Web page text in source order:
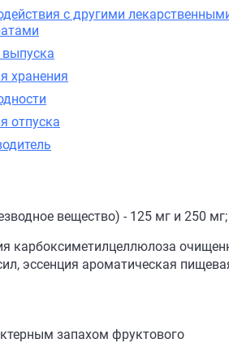
с другими
хранения
отпуска
вещество) - 125 мг и 250 мг;
карбоксиметилцеллюлоза
эссенция ароматическая
запахом фруктового